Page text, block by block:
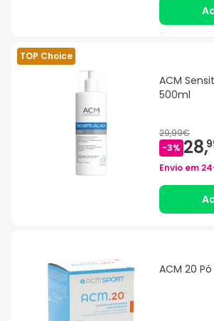
TOP Choice
ACM
500ml
29,99€
-3% 28,
Envio em
ACM 20